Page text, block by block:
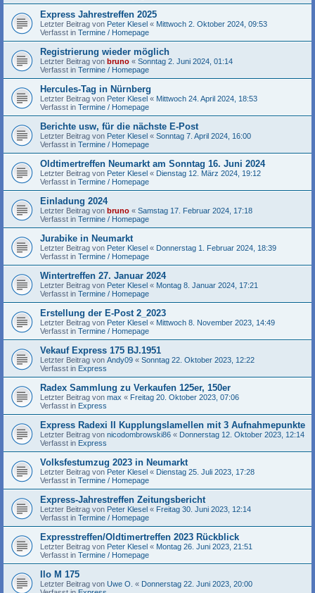
Express Jahrestreffen 2025
Letzter Beitrag von Peter Klesel « Mittwoch 2. Oktober 2024, 09:53
Verfasst in Termine / Homepage
Registrierung wieder möglich
Letzter Beitrag von bruno « Sonntag 2. Juni 2024, 01:14
Verfasst in Termine / Homepage
Hercules-Tag in Nürnberg
Letzter Beitrag von Peter Klesel « Mittwoch 24. April 2024, 18:53
Verfasst in Termine / Homepage
Berichte usw, für die nächste E-Post
Letzter Beitrag von Peter Klesel « Sonntag 7. April 2024, 16:00
Verfasst in Termine / Homepage
Oldtimertreffen Neumarkt am Sonntag 16. Juni 2024
Letzter Beitrag von Peter Klesel « Dienstag 12. März 2024, 19:12
Verfasst in Termine / Homepage
Einladung 2024
Letzter Beitrag von bruno « Samstag 17. Februar 2024, 17:18
Verfasst in Termine / Homepage
Jurabike in Neumarkt
Letzter Beitrag von Peter Klesel « Donnerstag 1. Februar 2024, 18:39
Verfasst in Termine / Homepage
Wintertreffen 27. Januar 2024
Letzter Beitrag von Peter Klesel « Montag 8. Januar 2024, 17:21
Verfasst in Termine / Homepage
Erstellung der E-Post 2_2023
Letzter Beitrag von Peter Klesel « Mittwoch 8. November 2023, 14:49
Verfasst in Termine / Homepage
Vekauf Express 175 BJ.1951
Letzter Beitrag von Andy09 « Sonntag 22. Oktober 2023, 12:22
Verfasst in Express
Radex Sammlung zu Verkaufen 125er, 150er
Letzter Beitrag von max « Freitag 20. Oktober 2023, 07:06
Verfasst in Express
Express Radexi II Kupplungslamellen mit 3 Aufnahmepunkte
Letzter Beitrag von nicodombrowski86 « Donnerstag 12. Oktober 2023, 12:14
Verfasst in Express
Volksfestumzug 2023 in Neumarkt
Letzter Beitrag von Peter Klesel « Dienstag 25. Juli 2023, 17:28
Verfasst in Termine / Homepage
Express-Jahrestreffen Zeitungsbericht
Letzter Beitrag von Peter Klesel « Freitag 30. Juni 2023, 12:14
Verfasst in Termine / Homepage
Expresstreffen/Oldtimertreffen 2023 Rückblick
Letzter Beitrag von Peter Klesel « Montag 26. Juni 2023, 21:51
Verfasst in Termine / Homepage
Ilo M 175
Letzter Beitrag von Uwe O. « Donnerstag 22. Juni 2023, 20:00